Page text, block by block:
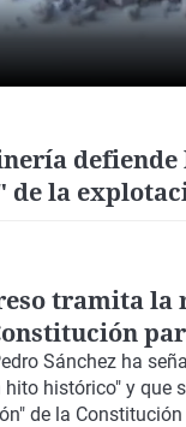
de la
tramita
Sánchez ha
histórico" y que
de la